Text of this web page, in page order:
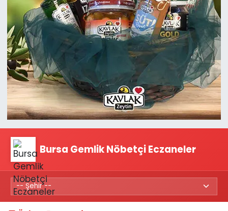
Bursa Gemlik Nöbetçi Eczaneler